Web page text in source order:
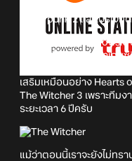
เกมที่ใช้กำลังคนเยอะที่สุ
Cyberpunk 2 และโปรเจก
คุณ Michał
แนวทางในการพัฒนาเกม
ประกอบการครั้งล่าสุดด้ว
เสริมเหมือนอย่าง Hearts
The Witcher 3 เพราะทีม
ระยะเวลา 6 ปีครับ
แม้ว่าตอนนี้เราจะยังไม่ทร